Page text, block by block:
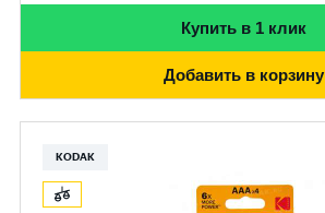
Купить в 1 клик
Добавить в корзину
KODAK